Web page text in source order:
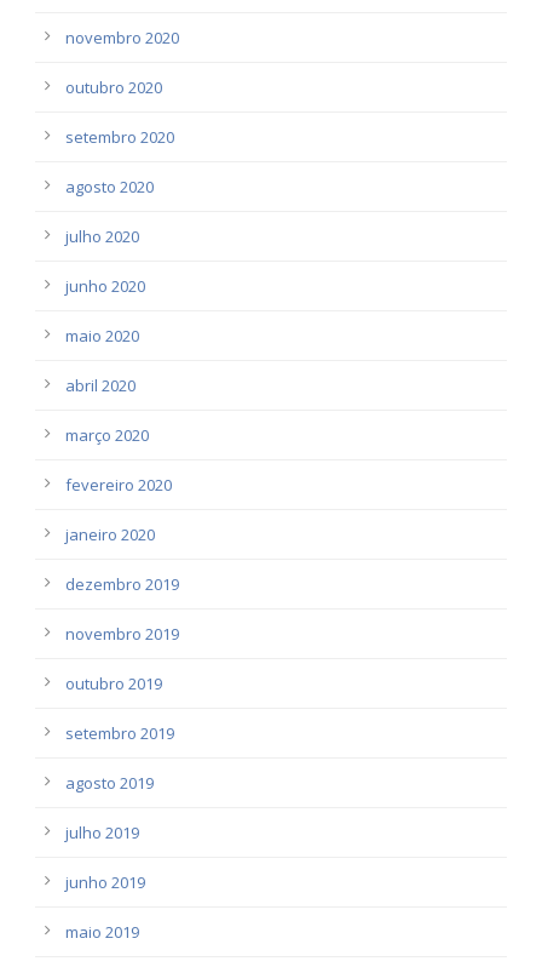
novembro 2020
outubro 2020
setembro 2020
agosto 2020
julho 2020
junho 2020
maio 2020
abril 2020
março 2020
fevereiro 2020
janeiro 2020
dezembro 2019
novembro 2019
outubro 2019
setembro 2019
agosto 2019
julho 2019
junho 2019
maio 2019